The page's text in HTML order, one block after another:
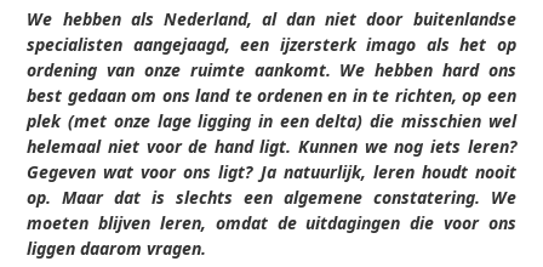
We hebben als Nederland, al dan niet door buitenlandse
specialisten aangejaagd, een ijzersterk imago als het op
ordening van onze ruimte aankomt. We hebben hard ons
best gedaan om ons land te ordenen en in te richten, op een
plek (met onze lage ligging in een delta) die misschien wel
helemaal niet voor de hand ligt. Kunnen we nog iets leren?
Gegeven wat voor ons ligt? Ja natuurlijk, leren houdt nooit
op. Maar dat is slechts een algemene constatering. We
moeten blijven leren, omdat de uitdagingen die voor ons
liggen daarom vragen.